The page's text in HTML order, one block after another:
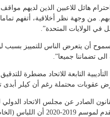
هائل للاعبين الذين لديهم
من وجهة نظر أخلاقية، أتفهم
في الولايات المتحدة”.
أن يتعرض الناس للتمييز بسبب
تضماننا جميعا”.
التابعة للاتحاد مضطرة
عقوبات محتملة رغم أن كيلر أبدى
الصادر عن مجلس الاتحاد
والمعتمد من قبل الاتحاد الالماني